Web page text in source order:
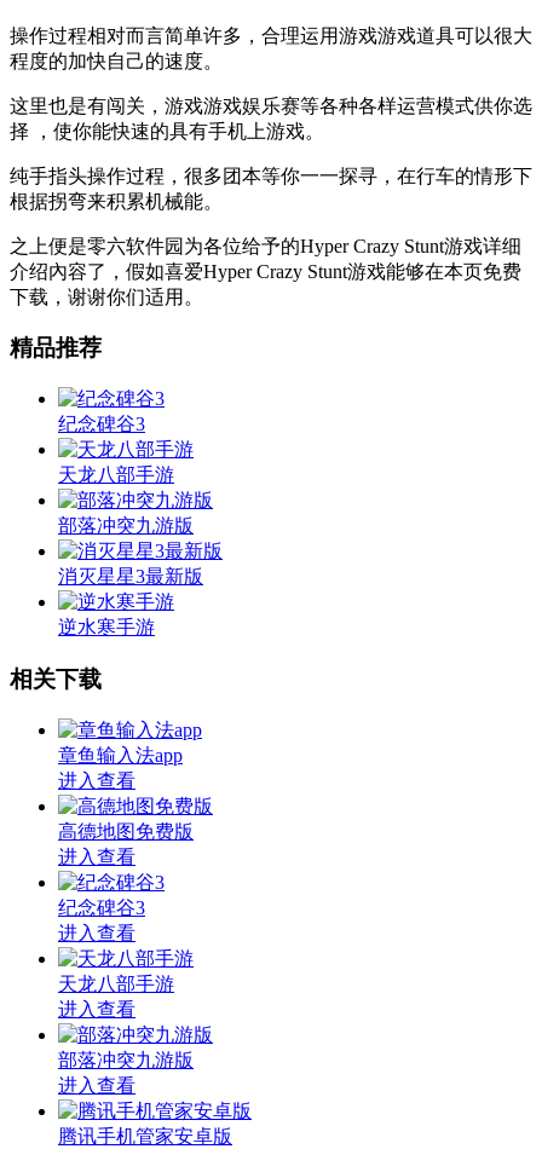
操作过程相对而言简单许多，合理运用游戏游戏道具可以很大
程度的加快自己的速度。
这里也是有闯关，游戏游戏娱乐赛等各种各样运营模式供你选
择 ，使你能快速的具有手机上游戏。
纯手指头操作过程，很多团本等你一一探寻，在行车的情形下
根据拐弯来积累机械能。
之上便是零六软件园为各位给予的Hyper Crazy Stunt游戏详细
介绍內容了，假如喜爱Hyper Crazy Stunt游戏能够在本页免费
下载，谢谢你们适用。
精品推荐
纪念碑谷3
天龙八部手游
部落冲突九游版
消灭星星3最新版
逆水寒手游
相关下载
章鱼输入法app
进入查看
高德地图免费版
进入查看
纪念碑谷3
进入查看
天龙八部手游
进入查看
部落冲突九游版
进入查看
腾讯手机管家安卓版